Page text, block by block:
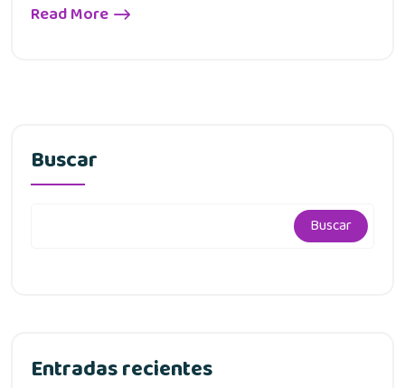
Read More
Buscar
Buscar
Entradas recientes